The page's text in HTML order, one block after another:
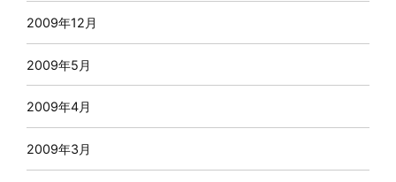
2009年12月
2009年5月
2009年4月
2009年3月